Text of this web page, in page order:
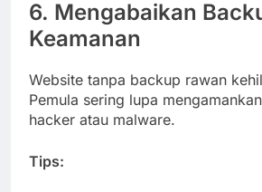
6. Mengabaikan
Keamanan
Website tanpa backup rawan
Pemula sering lupa
hacker atau malware.
Tips: